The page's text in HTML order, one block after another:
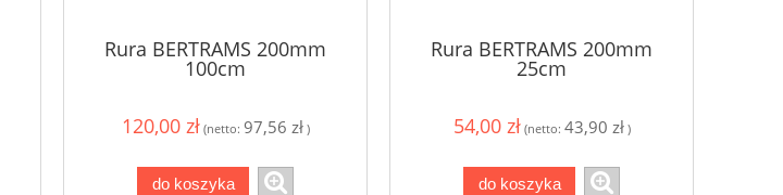
Rura BERTRAMS 200mm
100cm
120,00 zł (netto: 97,56 zł)
do koszyka
Rura BERTRAMS 200mm
25cm
54,00 zł (netto: 43,90 zł)
do koszyka